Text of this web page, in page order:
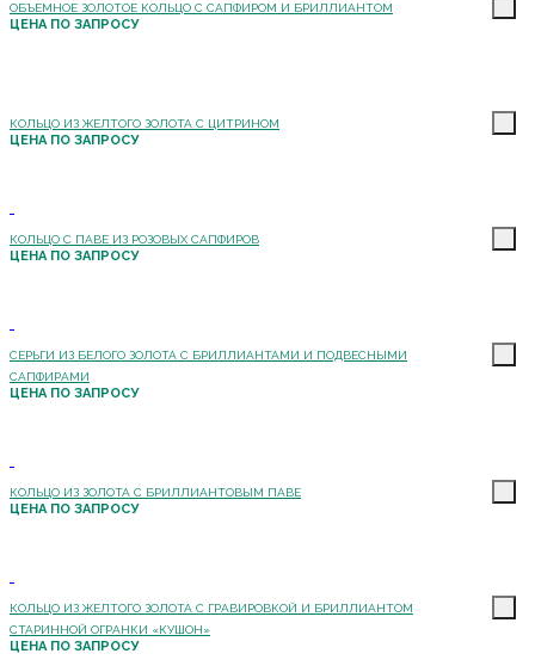
ОБЪЕМНОЕ ЗОЛОТОЕ КОЛЬЦО С САПФИРОМ И БРИЛЛИАНТОМ
ЦЕНА ПО ЗАПРОСУ
КОЛЬЦО ИЗ ЖЕЛТОГО ЗОЛОТА С ЦИТРИНОМ
ЦЕНА ПО ЗАПРОСУ
КОЛЬЦО С ПАВЕ ИЗ РОЗОВЫХ САПФИРОВ
ЦЕНА ПО ЗАПРОСУ
СЕРЬГИ ИЗ БЕЛОГО ЗОЛОТА С БРИЛЛИАНТАМИ И ПОДВЕСНЫМИ
САПФИРАМИ
ЦЕНА ПО ЗАПРОСУ
КОЛЬЦО ИЗ ЗОЛОТА С БРИЛЛИАНТОВЫМ ПАВЕ
ЦЕНА ПО ЗАПРОСУ
КОЛЬЦО ИЗ ЖЕЛТОГО ЗОЛОТА С ГРАВИРОВКОЙ И БРИЛЛИАНТОМ
СТАРИННОЙ ОГРАНКИ «КУШОН»
ЦЕНА ПО ЗАПРОСУ